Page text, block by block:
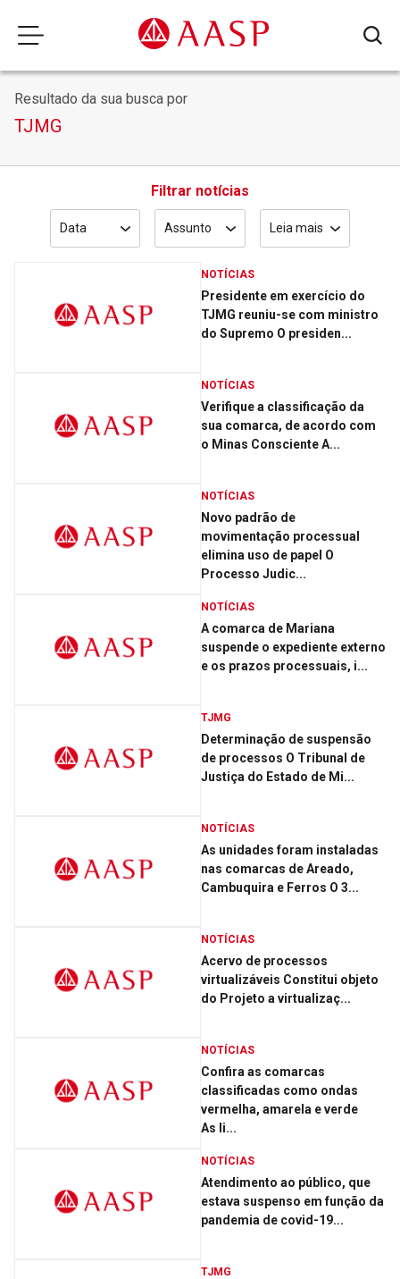
Resultado da sua busca por
TJMG
Filtrar notícias
Data Assunto Leia mais
NOTÍCIAS
Presidente em exercício do
TJMG reuniu-se com ministro
do Supremo O presiden...
NOTÍCIAS
Verifique a classificação da
sua comarca, de acordo com
o Minas Consciente A...
NOTÍCIAS
Novo padrão de
movimentação processual
elimina uso de papel O
Processo Judic...
NOTÍCIAS
A comarca de Mariana
suspende o expediente externo
e os prazos processuais, i...
TJMG
Determinação de suspensão
de processos O Tribunal de
Justiça do Estado de Mi...
NOTÍCIAS
As unidades foram instaladas
nas comarcas de Areado,
Cambuquira e Ferros O 3...
NOTÍCIAS
Acervo de processos
virtualizáveis Constitui objeto
do Projeto a virtualizaç...
NOTÍCIAS
Confira as comarcas
classificadas como ondas
vermelha, amarela e verde
As li...
NOTÍCIAS
Atendimento ao público, que
estava suspenso em função da
pandemia de covid-19...
TJMG